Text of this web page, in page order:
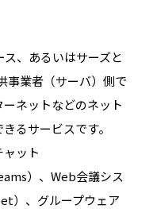
、あるいはサーズと
事業者（サーバ）側で
ネットなどのネット
るサービスです。
ット
）、Web会議シス
）、グループウェア